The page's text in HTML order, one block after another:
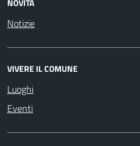
NOVITÀ
Notizie
VIVERE IL COMUNE
Luoghi
Eventi